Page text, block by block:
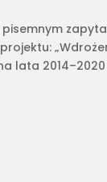
pisemnym
lata